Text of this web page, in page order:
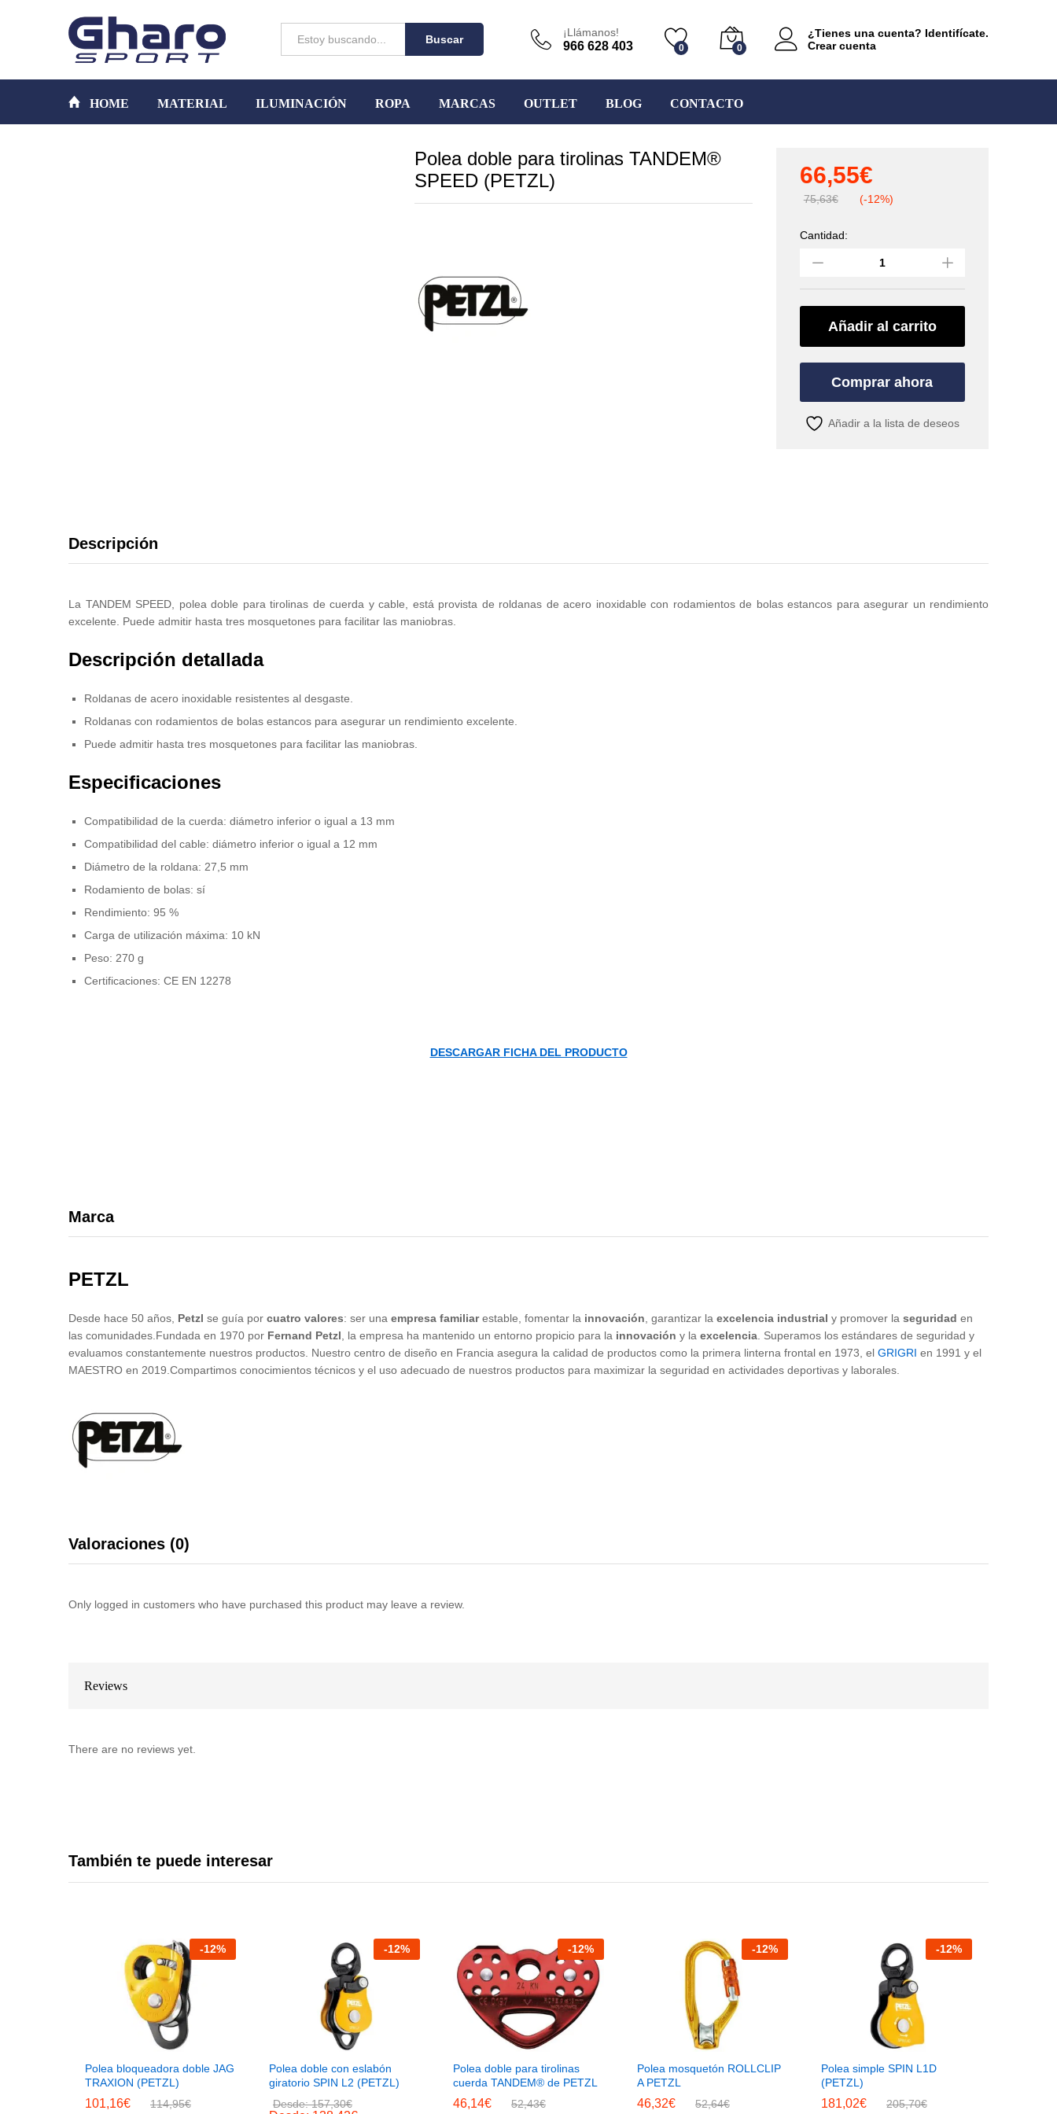
Toda la tienda Buscar
¡Llámanos!
966 628 403 0 0
¿Tienes una cuenta? Identifícate.
Crear cuenta
HOME MATERIAL ILUMINACIÓN ROPA MARCAS OUTLET BLOG CONTACTO
Polea doble para tirolinas TANDEM®
SPEED (PETZL)
66,55€
75,63€ (-12%)
Polea
tirolinas
TANDEM®
SPEED
Cantidad:
Añadir al carrito
Comprar ahora
Añadir a la lista de deseos
Descripción
La TANDEM SPEED, polea doble para tirolinas de cuerda y cable, está provista de roldanas de acero inoxidable con rodamientos de bolas estancos para asegurar un rendimiento
excelente. Puede admitir hasta tres mosquetones para facilitar las maniobras.
Descripción detallada
Roldanas de acero inoxidable resistentes al desgaste.
Roldanas con rodamientos de bolas estancos para asegurar un rendimiento excelente.
Puede admitir hasta tres mosquetones para facilitar las maniobras.
Especificaciones
Compatibilidad de la cuerda: diámetro inferior o igual a 13 mm
Compatibilidad del cable: diámetro inferior o igual a 12 mm
Diámetro de la roldana: 27,5 mm
Rodamiento de bolas: sí
Rendimiento: 95 %
Carga de utilización máxima: 10 kN
Peso: 270 g
Certificaciones: CE EN 12278
DESCARGAR FICHA DEL PRODUCTO
Marca
PETZL
Desde hace 50 años, Petzl se guía por cuatro valores: ser una empresa familiarestable, fomentar la innovación , garantizar la excelencia industrial y promover la seguridad en
las comunidades.Fundada en 1970 por Fernand Petzl , la empresa ha mantenido un entorno propicio para la innovación y la excelencia . Superamos los estándares de seguridad y
evaluamos constantemente nuestros productos. Nuestro centro de diseño en Francia asegura la calidad de productos como la primera linterna frontal en 1973, el GRIGRI en 1991 y el
MAESTRO en 2019.Compartimos conocimientos técnicos y el uso adecuado de nuestros productos para maximizar la seguridad en actividades deportivas y laborales.
Valoraciones (0)
Only logged in customers who have purchased this product may leave a review.
Reviews
There are no reviews yet.
También te puede interesar
-12%
Polea bloqueadora doble JAG
TRAXION (PETZL)
101,16€ 114,95€
-12%
Polea doble con eslabón
giratorio SPIN L2 (PETZL)
Desde:157,30€
-12%
Polea doble para tirolinas
cuerda TANDEM® de PETZL
46,14€ 52,43€
-12%
Polea mosquetón ROLLCLIP
A PETZL
46,32€ 52,64€
-12%
Polea simple SPIN L1D
(PETZL)
181,02€ 205,70€